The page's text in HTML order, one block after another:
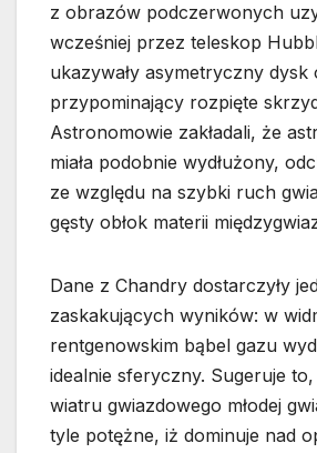
z obrazów podczerwonych
wcześniej przez teleskop
ukazywały asymetryczny dysk
przypominający rozpięte
Astronomowie zakładali, że
miała podobnie wydłużony,
ze względu na szybki ruch
gęsty obłok materii
Dane z Chandry dostarczyły
zaskakujących wyników: w
rentgenowskim bąbel gazu
idealnie sferyczny. Sugeruje
wiatru gwiazdowego młodej
tyle potężne, iż dominuje nad